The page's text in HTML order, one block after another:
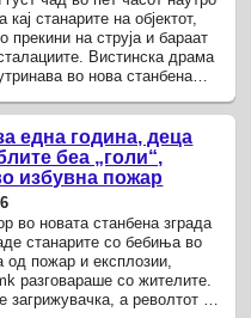
кај станарите на објектот,
прекини на струја и бараат
Вистинска драма
во нова станбена
една година, деца
беа „голи“,
избувна пожар
во новата станбена зграда
станарите со бебиња во
од пожар и експлозии,
разговараше со жителите.
загрижувачка, а револтот кај